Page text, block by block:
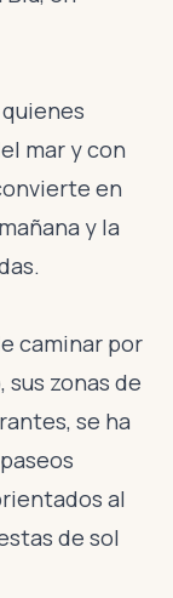
mar y con
en
y la
caminar por
sus zonas de
se ha
al
de sol